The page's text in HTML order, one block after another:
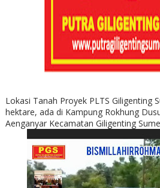
Lokasi Tanah Proyek PLTS Giligenting
hektare, ada di Kampung Rokhung
Aenganyar Kecamatan Giligenting